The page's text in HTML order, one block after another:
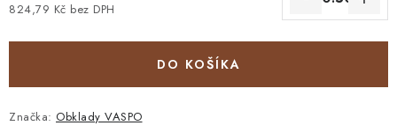
824,79 Kč bez DPH
DO KOŠÍKA
Značka: Obklady VASPO